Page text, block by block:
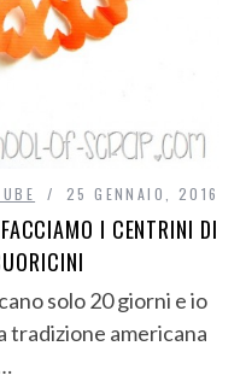
25 GENNAIO, 2016
I CENTRINI DI
solo 20 giorni e io
tradizione americana